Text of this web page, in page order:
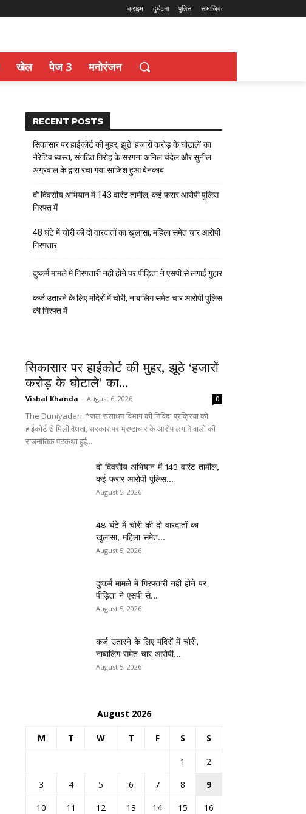
क्राइम दुर्घटना पुलिस सामाजिक
खेल पेज 3 मनोरंजन
RECENT POSTS
सिकासार पर हाईकोर्ट की मुहर, झूठे ‘हजारों करोड़ के घोटाले’ का
नैरेटिव ध्वस्त, संगठित गिरोह के सरगना अनिल चंदेल और सुनील
अग्रवाल के द्वारा रचा गया साजिश हुआ बेनकाब
दो दिवसीय अभियान में 143 वारंट तामील, कई फरार आरोपी पुलिस
गिरफ्त में
48 घंटे में चोरी की दो वारदातों का खुलासा, महिला समेत चार आरोपी
गिरफ्तार
दुष्कर्म मामले में गिरफ्तारी नहीं होने पर पीड़िता ने एसपी से लगाई गुहार
कर्ज उतारने के लिए मंदिरों में चोरी, नाबालिग समेत चार आरोपी पुलिस
की गिरफ्त में
सिकासार पर हाईकोर्ट की मुहर, झूठे ‘हजारों
करोड़ के घोटाले’ का...
Vishal Khanda - August 6, 2026 0
The Duniyadari: *जल संसाधन विभाग की निविदा प्रक्रिया को
हाईकोर्ट से मिली वैधता, सरकार पर भ्रष्टाचार के आरोप लगाने वालों की
राजनीतिक पटकथा हुई...
दो दिवसीय अभियान में 143 वारंट तामील,
कई फरार आरोपी पुलिस...
August 5, 2026
48 घंटे में चोरी की दो वारदातों का
खुलासा, महिला समेत...
August 5, 2026
दुष्कर्म मामले में गिरफ्तारी नहीं होने पर
पीड़िता ने एसपी से...
August 5, 2026
कर्ज उतारने के लिए मंदिरों में चोरी,
नाबालिग समेत चार आरोपी...
August 5, 2026
August 2026
M T W T F S S
1
2
3
4 5 6 7 8
9
10
11 12 13 14 15
16